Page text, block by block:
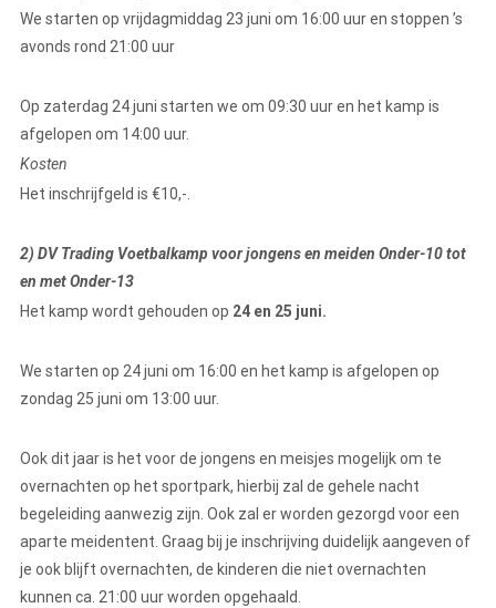
We starten op vrijdagmiddag 23 juni om 16:00 uur en stoppen ’s
avonds rond 21:00 uur
Op zaterdag 24 juni starten we om 09:30 uur en het kamp is
afgelopen om 14:00 uur.
Kosten
Het inschrijfgeld is €10,-.
2) DV Trading Voetbalkamp voor jongens en meiden Onder-10 tot
en met Onder-13
Het kamp wordt gehouden op 24 en 25 juni.
We starten op 24 juni om 16:00 en het kamp is afgelopen op
zondag 25 juni om 13:00 uur.
Ook dit jaar is het voor de jongens en meisjes mogelijk om te
overnachten op het sportpark, hierbij zal de gehele nacht
begeleiding aanwezig zijn. Ook zal er worden gezorgd voor een
aparte meidentent. Graag bij je inschrijving duidelijk aangeven of
je ook blijft overnachten, de kinderen die niet overnachten
kunnen ca. 21:00 uur worden opgehaald.